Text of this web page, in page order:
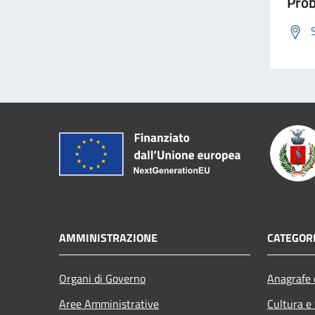
AMMINISTRAZIONE
Organi di Governo
Aree Amministrative
Cultura